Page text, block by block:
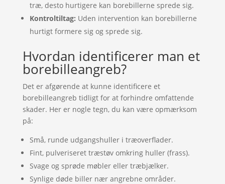
træ, desto hurtigere kan borebillerne sprede sig.
Kontroltiltag: Uden intervention kan borebillerne
hurtigt formere sig og sprede sig.
Hvordan identificerer man et
borebilleangreb?
Det er afgørende at kunne identificere et
borebilleangreb tidligt for at forhindre omfattende
skader. Her er nogle tegn, du kan være opmærksom
på:
Små, runde udgangshuller i træoverflader.
Fint, pulveriseret træstøv omkring huller (frass).
Svage og sprøde møbler eller træbjælker.
Synlige døde biller nær angrebne områder.